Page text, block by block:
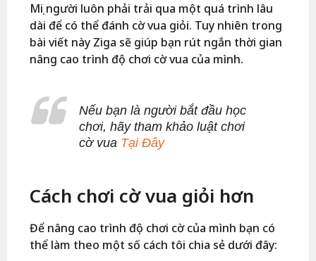
Mọi người luôn phải trải qua một quá trình lâu
dài để có thể đánh cờ vua giỏi. Tuy nhiên trong
bài viết này Ziga sẽ giúp bạn rút ngắn thời gian
nâng cao trình độ chơi cờ vua của mình.
Nếu bạn là người bắt đầu học
chơi, hãy tham khảo luật chơi
cờ vua Tại Đây
Cách chơi cờ vua giỏi hơn
Để nâng cao trình độ chơi cờ của mình bạn có
thể làm theo một số cách tôi chia sẻ dưới đây: